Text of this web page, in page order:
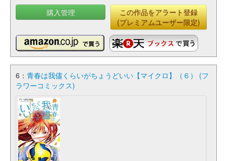
購入管理
この作品をアラート登録
(プレミアムユーザー限定)
6： 青春は我儘くらいがちょうどいい【マイクロ】（６） (フ
ラワーコミックス)